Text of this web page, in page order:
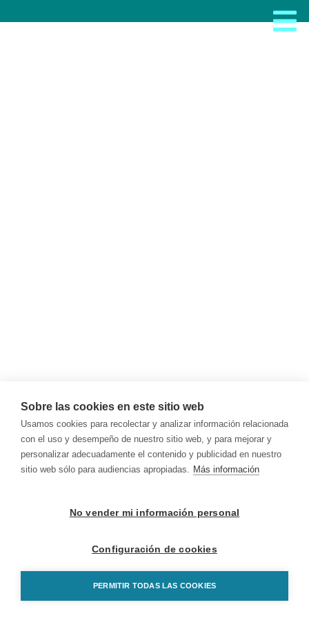
Sobre las cookies en este sitio web
Usamos cookies para recolectar y analizar información relacionada
con el uso y desempeño de nuestro sitio web, y para mejorar y
personalizar adecuadamente el contenido y publicidad en nuestro
sitio web sólo para audiencias apropiadas. Más información
No vender mi información personal
Configuración de cookies
PERMITIR TODAS LAS COOKIES